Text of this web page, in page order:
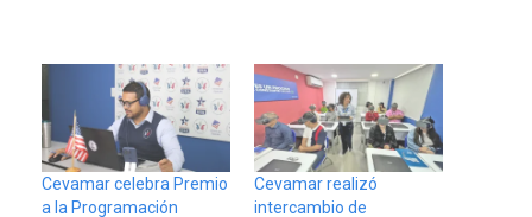
Cevamar celebra Premio
a la Programación
Cevamar realizó
intercambio de